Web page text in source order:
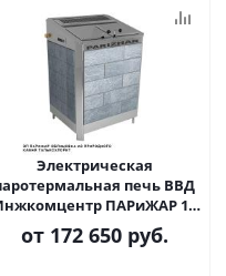
Электрическая
печь ВВД
ПАРиЖАР 10
(8-13 м3) 380В облицовка
из природного камня
от 172 650 руб.